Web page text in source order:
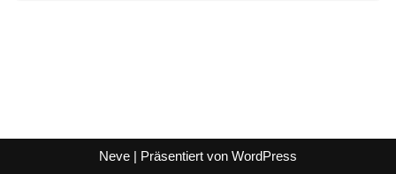
Neve | Präsentiert von WordPress